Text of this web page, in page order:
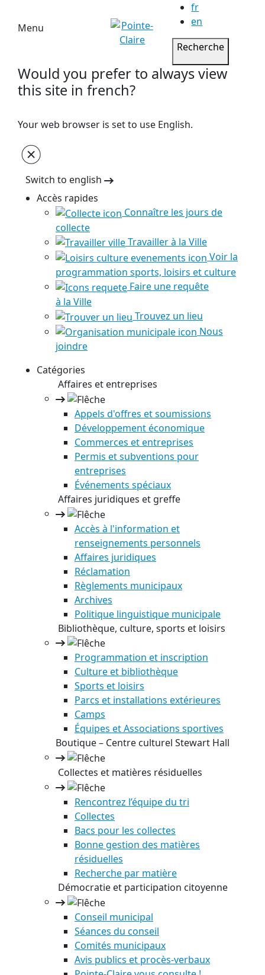
Menu
fr
en
Recherche
Would you prefer to always view
this site in french?
Your web browser is set to use English.
Switch to english
Accès rapides
Connaître les jours de
collecte
Travailler à la Ville
Voir la
programmation sports, loisirs et culture
Faire une requête
à la Ville
Trouvez un lieu
Nous
joindre
Catégories
Affaires et entreprises
Appels d'offres et soumissions
Développement économique
Commerces et entreprises
Permis et subventions pour
entreprises
Événements spéciaux
Affaires juridiques et greffe
Accès à l'information et
renseignements personnels
Affaires juridiques
Réclamation
Règlements municipaux
Archives
Politique linguistique municipale
Bibliothèque, culture, sports et loisirs
Programmation et inscription
Culture et bibliothèque
Sports et loisirs
Parcs et installations extérieures
Camps
Équipes et Associations sportives
Boutique – Centre culturel Stewart Hall
Collectes et matières résiduelles
Rencontrez l’équipe du tri
Collectes
Bacs pour les collectes
Bonne gestion des matières
résiduelles
Recherche par matière
Démocratie et participation citoyenne
Conseil municipal
Séances du conseil
Comités municipaux
Avis publics et procès-verbaux